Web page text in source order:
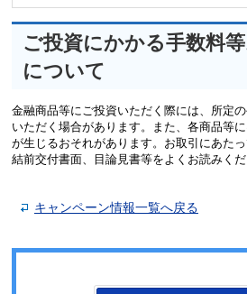
ご投資にかかる手数料
について
金融商品等にご投資いただく際には、所定
いただく場合があります。また、各商品等
が生じるおそれがあります。お取引にあた
結前交付書面、目論見書等をよくお読みくだ
キャンペーン情報一覧へ戻る